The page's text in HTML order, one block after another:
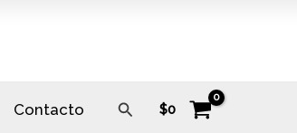
Contacto Buscar
$0